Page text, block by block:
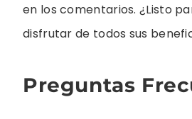
en los comentarios. ¿Listo
disfrutar de todos sus
Preguntas